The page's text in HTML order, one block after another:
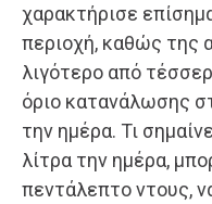
χαρακτήρισε
περιοχή, καθώς της
λιγότερο από
όριο κατανάλωσης
την ημέρα. Τι
λίτρα την ημέρα,
πεντάλεπτο ντους,